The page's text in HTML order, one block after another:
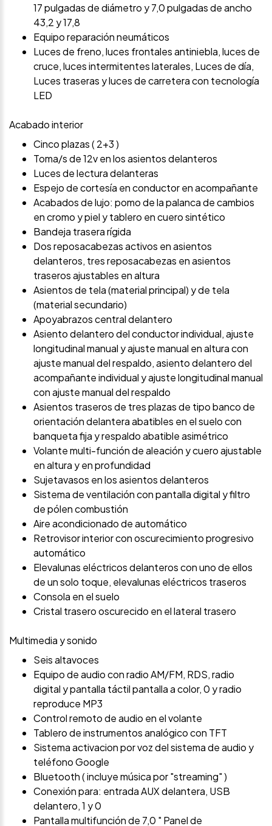
17 pulgadas de diámetro y 7,0 pulgadas de ancho
43,2 y 17,8
Equipo reparación neumáticos
Luces de freno, luces frontales antiniebla, luces de
cruce, luces intermitentes laterales, Luces de día,
Luces traseras y luces de carretera con tecnología
LED
Acabado interior
Cinco plazas ( 2+3 )
Toma/s de 12v en los asientos delanteros
Luces de lectura delanteras
Espejo de cortesía en conductor en acompañante
Acabados de lujo: pomo de la palanca de cambios
en cromo y piel y tablero en cuero sintético
Bandeja trasera rígida
Dos reposacabezas activos en asientos
delanteros, tres reposacabezas en asientos
traseros ajustables en altura
Asientos de tela (material principal) y de tela
(material secundario)
Apoyabrazos central delantero
Asiento delantero del conductor individual, ajuste
longitudinal manual y ajuste manual en altura con
ajuste manual del respaldo, asiento delantero del
acompañante individual y ajuste longitudinal manual
con ajuste manual del respaldo
Asientos traseros de tres plazas de tipo banco de
orientación delantera abatibles en el suelo con
banqueta fija y respaldo abatible asimétrico
Volante multi-función de aleación y cuero ajustable
en altura y en profundidad
Sujetavasos en los asientos delanteros
Sistema de ventilación con pantalla digital y filtro
de pólen combustión
Aire acondicionado de automático
Retrovisor interior con oscurecimiento progresivo
automático
Elevalunas eléctricos delanteros con uno de ellos
de un solo toque, elevalunas eléctricos traseros
Consola en el suelo
Cristal trasero oscurecido en el lateral trasero
Multimedia y sonido
Seis altavoces
Equipo de audio con radio AM/FM, RDS, radio
digital y pantalla táctil pantalla a color, 0 y radio
reproduce MP3
Control remoto de audio en el volante
Tablero de instrumentos analógico con TFT
Sistema activacion por voz del sistema de audio y
teléfono Google
Bluetooth ( incluye música por "streaming" )
Conexión para: entrada AUX delantera, USB
delantero, 1 y 0
Pantalla multifunción de 7,0 " Panel de